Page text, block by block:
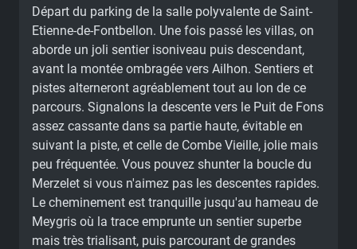
Départ du parking de la salle polyvalente de Saint-
Etienne-de-Fontbellon. Une fois passé les villas, on
aborde un joli sentier isoniveau puis descendant,
avant la montée ombragée vers Ailhon. Sentiers et
pistes alterneront agréablement tout au lon de ce
parcours. Signalons la descente vers le Puit de Fons
assez cassante dans sa partie haute, évitable en
suivant la piste, et celle de Combe Vieille, jolie mais
peu fréquentée. Vous pouvez shunter la boucle du
Merzelet si vous n'aimez pas les descentes rapides.
Le cheminement est tranquille jusqu'au hameau de
Meygris où la trace emprunte un sentier superbe
mais très trialisant, puis parcourant de grandes